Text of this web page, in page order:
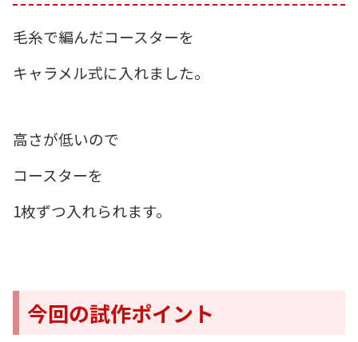
毛糸で編んだコースターを
キャラメル式に入れました。
高さが低いので
コースターを
1枚ずつ入れられます。
今回の試作ポイント